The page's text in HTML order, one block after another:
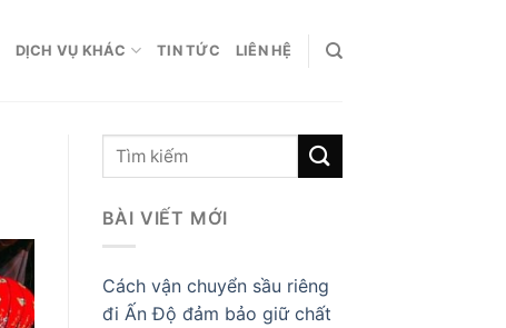
DỊCH VỤ KHÁC TIN TỨC LIÊN HỆ
BÀI VIẾT MỚI
Cách vận chuyển sầu riêng
đi Ấn Độ đảm bảo giữ chất